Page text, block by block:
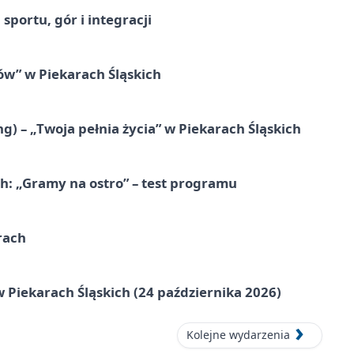
sportu, gór i integracji
w Piekarach Śląskich
– „Twoja pełnia życia” w Piekarach Śląskich
„Gramy na ostro” – test programu
Piekarach Śląskich (24 października 2026)
Kolejne wydarzenia